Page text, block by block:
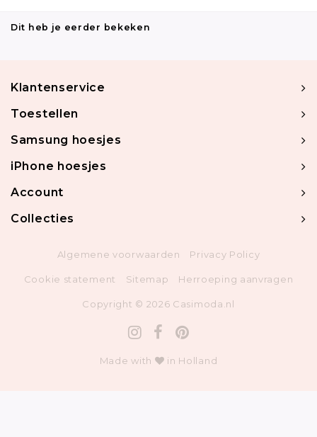
Dit heb je eerder bekeken
Klantenservice
Toestellen
Samsung hoesjes
iPhone hoesjes
Account
Collecties
Algemene voorwaarden Privacy Policy
Cookie statement Sitemap Herroeping aanvragen
Copyright © 2026 Casimoda.nl
Made with in Holland